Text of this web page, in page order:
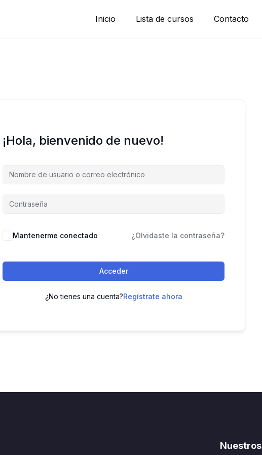
Inicio Lista de cursos Contacto
¡Hola, bienvenido de nuevo!
Mantenerme conectado ¿Olvidaste la contraseña?
Acceder
¿No tienes una cuenta?Regístrate ahora
Nuestros